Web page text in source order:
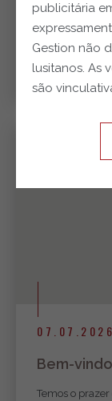
económico da
LEIA MAIS
07.07.2026
Bem-
Temos o
publicitária
Gestion não
lusitanos. As
são